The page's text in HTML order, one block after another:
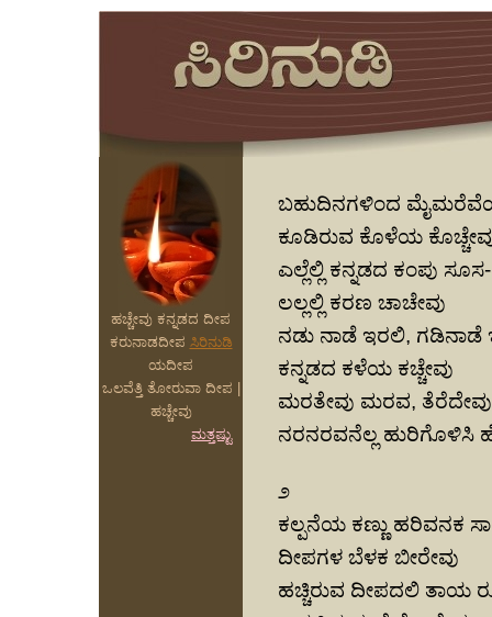
ಹಚ್ಚೇವು ಕನ್ನಡದ ದೀಪ
ಕರುನಾಡದೀಪ ಸಿರಿನುಡಿ
ಯದೀಪ
ಒಲವೆತ್ತಿ ತೋರುವಾ ದೀಪ |
ಹಚ್ಚೇವು
ಮತ್ತಷ್ಟು
ಬಹುದಿನಗಳಿಂದ
ಕೂಡಿರುವ ಕೊಳೆಯ
ಎಲ್ಲೆಲ್ಲಿ ಕನ್ನಡದ ಕಂಪು ಸೂಸ-
ಲಲ್ಲಲ್ಲಿ ಕರಣ ಚಾಚೇವು
ನಡು ನಾಡೆ ಇರಲಿ, ಗಡಿನಾಡೆ
ಕನ್ನಡದ ಕಳೆಯ ಕಚ್ಚೇವು
ಮರತೇವು ಮರವ,
ನರನರವನೆಲ್ಲ ಹುರಿಗೊಳಿಸಿ
೨
ಕಲ್ಪನೆಯ ಕಣ್ಣು ಹರಿವನಕ
ದೀಪಗಳ ಬೆಳಕ ಬೀರೇವು
ಹಚ್ಚಿರುವ ದೀಪದಲಿ ತಾಯ